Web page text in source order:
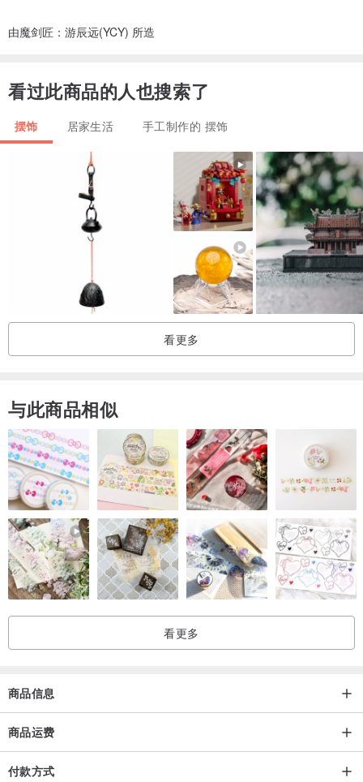
由魔剑匠：游辰远(YCY) 所造
看过此商品的人也搜索了
摆饰 居家生活 手工制作的 摆饰
看更多
与此商品相似
看更多
商品信息
商品运费
付款方式